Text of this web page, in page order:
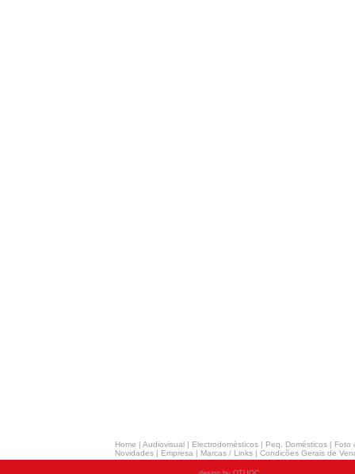
Home | Audiovisual | Electrodomésticos | Peq. Domésticos | Foto
Novidades | Empresa | Marcas / Links | Condicões Gerais de